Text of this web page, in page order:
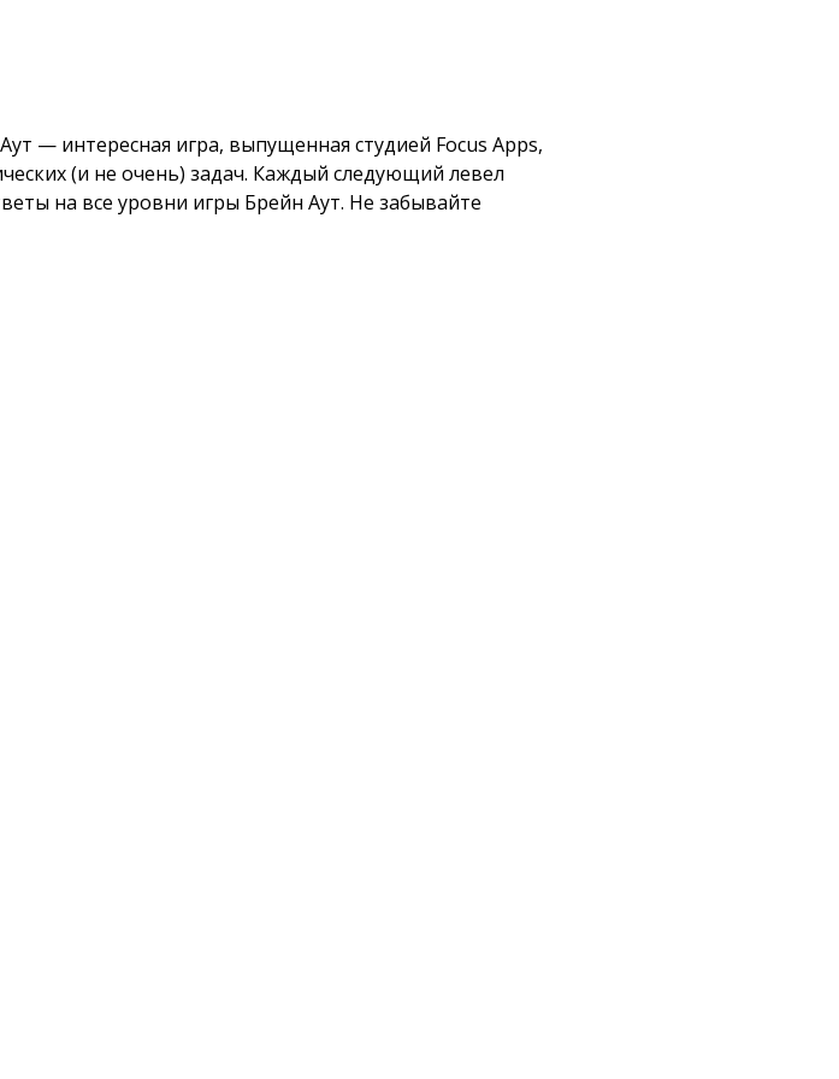
— интересная игра, выпущенная студией Focus Apps,
(и не очень) задач. Каждый следующий левел
на все уровни игры Брейн Аут. Не забывайте